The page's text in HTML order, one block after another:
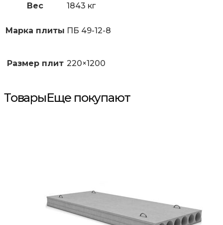
Вес 1843 кг
Марка плиты ПБ 49-12-8
Размер плит 220×1200
ТоварыЕще покупают